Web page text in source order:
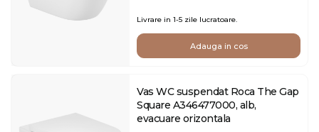
Livrare in 1-5 zile lucratoare.
Adauga in cos
Vas WC suspendat Roca The Gap
Square A346477000, alb,
evacuare orizontala